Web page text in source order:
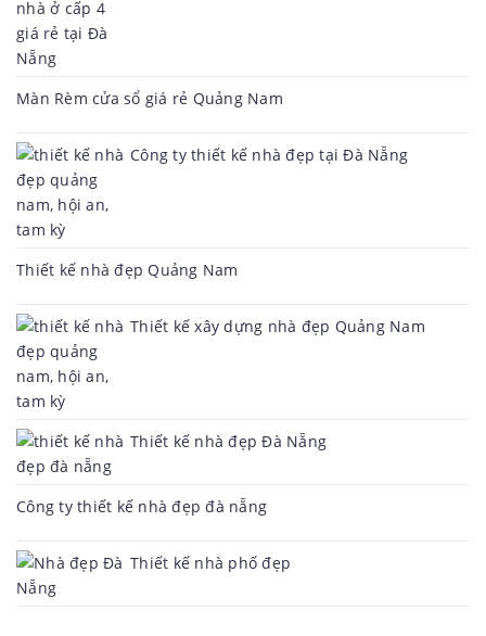
Màn Rèm cửa sổ giá rẻ Quảng Nam
Công ty thiết kế nhà đẹp tại Đà Nẵng
Thiết kế nhà đẹp Quảng Nam
Thiết kế xây dựng nhà đẹp Quảng Nam
Thiết kế nhà đẹp Đà Nẵng
Công ty thiết kế nhà đẹp đà nẵng
Thiết kế nhà phố đẹp